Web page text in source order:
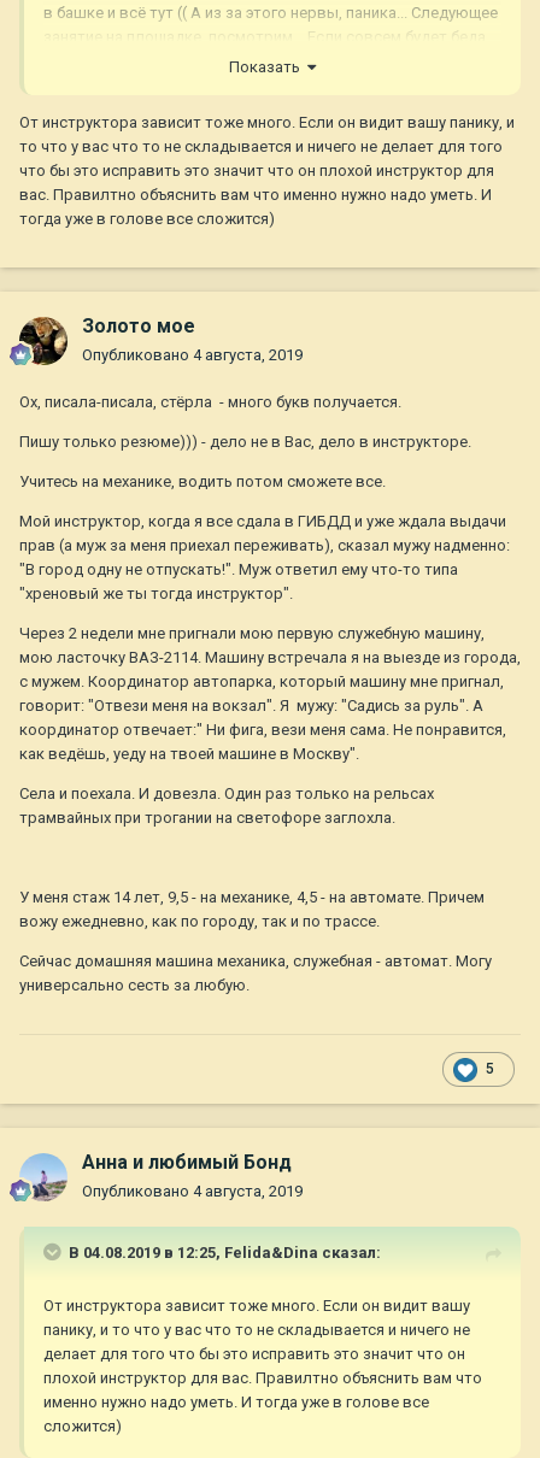
в башке и всё тут (( А из за этого нервы, паника... Следующее
занятие на площадке, посмотрим... Если совсем будет беда,
то плюну на это гиблое дело, нервы дороже.
Показать
От инструктора зависит тоже много. Если он видит вашу панику, и
то что у вас что то не складывается и ничего не делает для того
что бы это исправить это значит что он плохой инструктор для
вас. Правилтно объяснить вам что именно нужно надо уметь. И
тогда уже в голове все сложится)
Золото мое
Опубликовано 4 августа, 2019
Ох, писала-писала, стёрла - много букв получается.
Пишу только резюме))) - дело не в Вас, дело в инструкторе.
Учитесь на механике, водить потом сможете все.
Мой инструктор, когда я все сдала в ГИБДД и уже ждала выдачи
прав (а муж за меня приехал переживать), сказал мужу надменно:
"В город одну не отпускать!". Муж ответил ему что-то типа
"хреновый же ты тогда инструктор".
Через 2 недели мне пригнали мою первую служебную машину,
мою ласточку ВАЗ-2114. Машину встречала я на выезде из города,
с мужем. Координатор автопарка, который машину мне пригнал,
говорит: "Отвези меня на вокзал". Я мужу: "Садись за руль". А
координатор отвечает:" Ни фига, вези меня сама. Не понравится,
как ведёшь, уеду на твоей машине в Москву".
Села и поехала. И довезла. Один раз только на рельсах
трамвайных при трогании на светофоре заглохла.
У меня стаж 14 лет, 9,5 - на механике, 4,5 - на автомате. Причем
вожу ежедневно, как по городу, так и по трассе.
Сейчас домашняя машина механика, служебная - автомат. Могу
универсально сесть за любую.
5
Анна и любимый Бонд
Опубликовано 4 августа, 2019
В 04.08.2019 в 12:25, Felida&Dina сказал:
От инструктора зависит тоже много. Если он видит вашу
панику, и то что у вас что то не складывается и ничего не
делает для того что бы это исправить это значит что он
плохой инструктор для вас. Правилтно объяснить вам что
именно нужно надо уметь. И тогда уже в голове все
сложится)